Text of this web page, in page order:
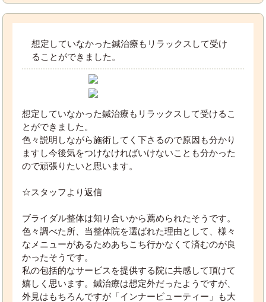
想定していなかった鍼治療もリラックスして受け
ることができました。
想定していなかった鍼治療もリラックスして受けるこ
とができました。
色々説明しながら施術してく下さるので原因も分かり
ますし今後気をつけなければいけないことも分かった
ので頑張りたいと思います。
☆スタッフより返信
ブライダル整体は知り合いから薦められたそうです。
色々調べた所、当整体院を選ばれた理由として、様々
なメニューがあるためあちこち行かなくて済むのが良
かったそうです。
私の包括的なサービスを提供する院に共感して頂けて
嬉しく思います。鍼治療は想定外だったようですが、
外見はもちろんですが「インナービューティー」も大